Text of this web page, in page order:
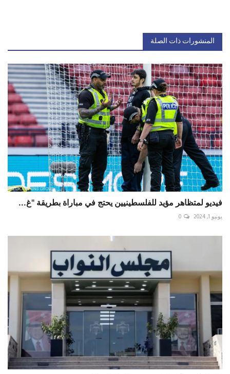
المنشورات ذات الصلة
فيديو لمتظاهر مؤيد للفلسطينيين يحتج في مباراة بطريقة "غ...
يونيو 1, 2024 0